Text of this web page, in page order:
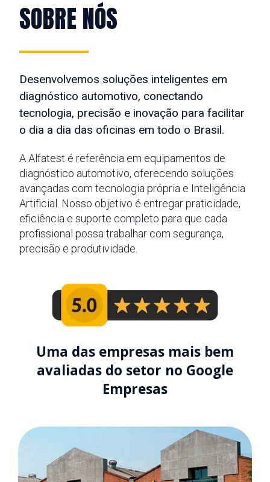
SOBRE NÓS
Desenvolvemos soluções inteligentes em
diagnóstico automotivo, conectando
tecnologia, precisão e inovação para facilitar
o dia a dia das oficinas em todo o Brasil.
A Alfatest é referência em equipamentos de
diagnóstico automotivo, oferecendo soluções
avançadas com tecnologia própria e Inteligência
Artificial. Nosso objetivo é entregar praticidade,
eficiência e suporte completo para que cada
profissional possa trabalhar com segurança,
precisão e produtividade.
Uma das empresas mais bem
avaliadas do setor no Google
Empresas